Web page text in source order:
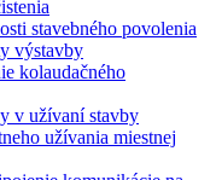
stavebného povolenia
výstavby
kolaudačného
v užívaní stavby
užívania miestnej